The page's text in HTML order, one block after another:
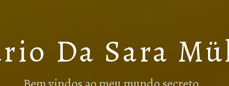
Da Sara